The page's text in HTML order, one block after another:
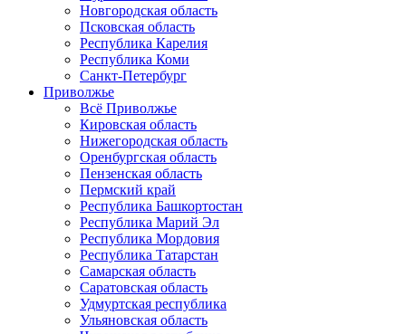
Новгородская область
Псковская область
Республика Карелия
Республика Коми
Санкт-Петербург
Приволжье
Всё Приволжье
Кировская область
Нижегородская область
Оренбургская область
Пензенская область
Пермский край
Республика Башкортостан
Республика Марий Эл
Республика Мордовия
Республика Татарстан
Самарская область
Саратовская область
Удмуртская республика
Ульяновская область